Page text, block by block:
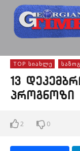
TOP ᲡᲘᲐᲮᲚᲔ
13
პროგნოზი
2 0